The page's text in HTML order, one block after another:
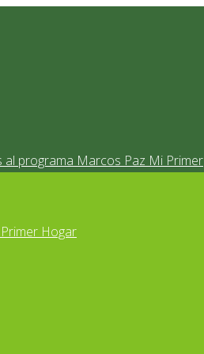
programa Marcos Paz Mi Primer
Hogar